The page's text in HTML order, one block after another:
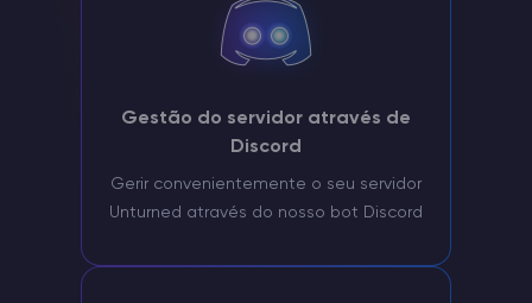
Gestão do servidor através de
Discord
Gerir convenientemente o seu servidor
Unturned através do nosso bot Discord